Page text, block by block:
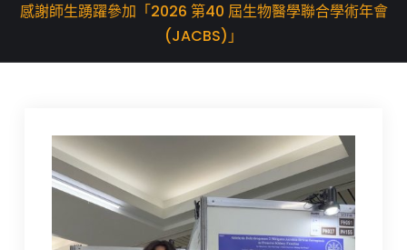
感謝師生踴躍參加「2026 第40 屆生物醫學聯合學術年會
(JACBS)」